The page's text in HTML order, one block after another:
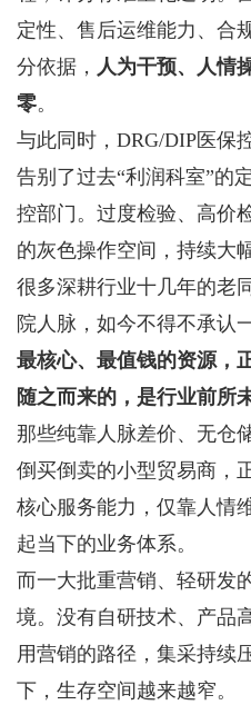
定性、售后运维能力、合
分依据， 人为干预、人情
零。
与此同时，DRG/DIP医保
告别了过去“利润科室”的
控部门。过度检验、高价
的灰色操作空间，持续大
很多深耕行业十几年的老
院人脉，如今不得不承认
最核心、最值钱的资源，
随之而来的，是行业前所
那些纯靠人脉差价、无仓
倒买倒卖的小型贸易商，
核心服务能力，仅靠人情
起当下的业务体系。
而一大批重营销、轻研发
境。没有自研技术、产品
用营销的路径，集采持续
下，生存空间越来越窄。